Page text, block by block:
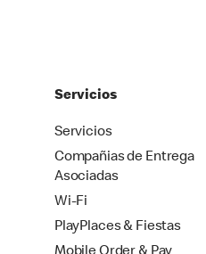
Servicios
Servicios
Compañias de Entrega
Asociadas
Wi-Fi
PlayPlaces & Fiestas